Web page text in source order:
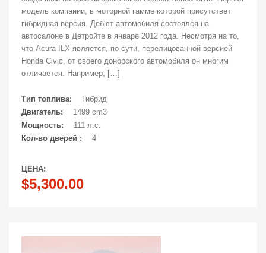
модель компании, в моторной гамме которой присутствет
гибридная версия. Дебют автомобиля состоялся на
автосалоне в Детройте в январе 2012 года. Несмотря на то,
что Acura ILX является, по сути, перелицованной версией
Honda Civic, от своего донорского автомобиля он многим
отличается. Например, […]
Тип топлива:
Гибрид
Двигатель:
1499 cm3
Мощность:
111 л.с.
Кол-во дверей :
4
ЦЕНА:
$5,300.00